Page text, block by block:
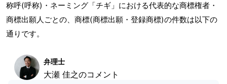
称呼(呼称)・ネーミング「チギ」における代表的な商標権者・
商標出願人ごとの、商標(商標出願・登録商標)の件数は以下の
通りです。
弁理士
大瀬 佳之のコメント